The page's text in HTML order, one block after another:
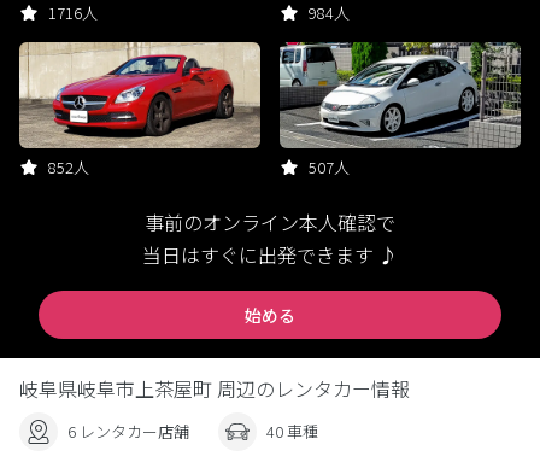
1716人 984人
852人 507人
事前のオンライン本人確認で
当日はすぐに出発できます ♪
始める
岐阜県岐阜市上茶屋町 周辺のレンタカー情報
6 レンタカー店舗 40 車種